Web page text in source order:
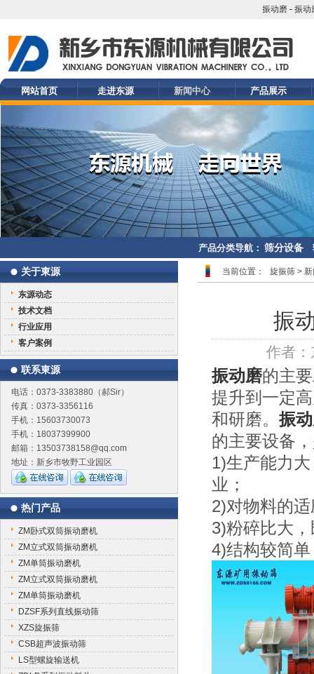
振动磨- 振动
网站首页 走进东源 新闻中心 产品展示
产品分类导航： 筛分设备
关于東源
东源动态
技术文档
行业应用
客户案例
联系東源
电话：0373-3383880（郝Sir）
传真：0373-3356116
手机：15603730073
手机：18037399900
邮箱：13503738158@qq.com
地址：新乡市牧野工业园区
热门产品
ZM卧式双筒振动磨机
ZM立式双筒振动磨机
ZM单筒振动磨机
ZM立式双筒振动磨机
ZM单筒振动磨机
DZSF系列直线振动筛
XZS旋振筛
CSB超声波振动筛
LS型螺旋输送机
当前位置： 旋振筛 >
振
作者
振动磨的主
提升到一定
和研磨。 振
的主要设备
1)生产能力
业；
2)对物料的
3)粉碎比大
4)结构较简